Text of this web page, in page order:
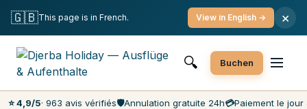
Kostenlose Stornierung
Zahlung am Anreisetag
Beste Preise auf dem Markt
Kundenservice 7 Tage die Woche
🔍 Buchen
⭐ 4,9/5· 963 avis vérifiés🛡️Annulation gratuite 24h💳Paiement le jour
🇬🇧This page is in French. View in English → ×